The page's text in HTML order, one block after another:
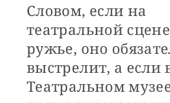
Словом, если на
театральной
ружье, оно
выстрелит, а если
Театральном